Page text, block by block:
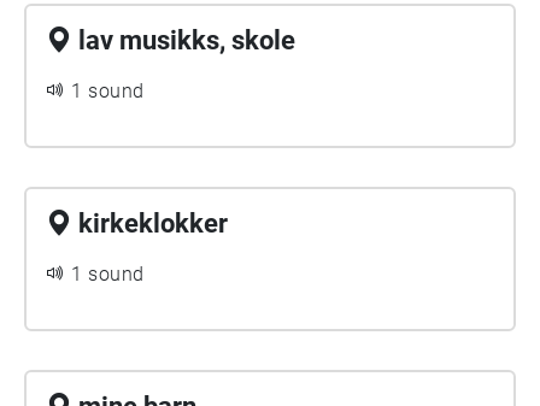
lav musikks, skole
1 sound
kirkeklokker
1 sound